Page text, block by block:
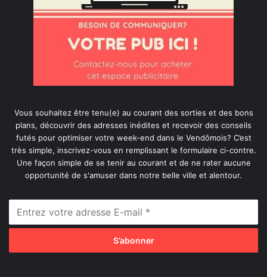
Vous souhaitez être tenu(e) au courant des sorties et des bons
plans, découvrir des adresses inédites et recevoir des conseils
futés pour optimiser votre week-end dans le Vendômois? C’est
très simple, inscrivez-vous en remplissant le formulaire ci-contre.
Une façon simple de se tenir au courant et de ne rater aucune
opportunité de s'amuser dans notre belle ville et alentour.